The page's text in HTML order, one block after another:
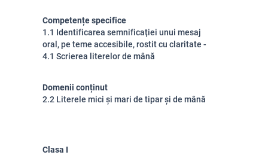
Competențe specifice
1.1 Identificarea semnificației unui mesaj
oral, pe teme accesibile, rostit cu claritate -
4.1 Scrierea literelor de mână
Domenii conținut
2.2 Literele mici și mari de tipar și de mână
Clasa I